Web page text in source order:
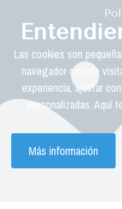
Las cookies son
navegador cuando
experiencia, ajustar
personalizadas. Aquí
Más información